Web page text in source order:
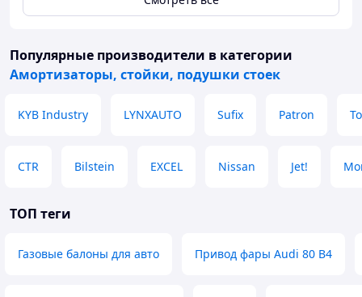
Ironman 4x4 Gas для Pajero Sport можно
Отправляем по Казахстану, в Кыргызстан и
Россию.
Популярные производители в категории
Амортизаторы, стойки, подушки стоек
KYB Industry LYNXAUTO Sufix Patron
CTR Bilstein EXCEL Nissan Jet!
ТОП теги
Газовые балоны для авто Привод фары Audi 80 B4